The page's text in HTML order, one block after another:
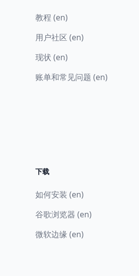
教程 (en)
用户社区 (en)
现状 (en)
账单和常见问题 (en)
下载
如何安装 (en)
谷歌浏览器 (en)
微软边缘 (en)